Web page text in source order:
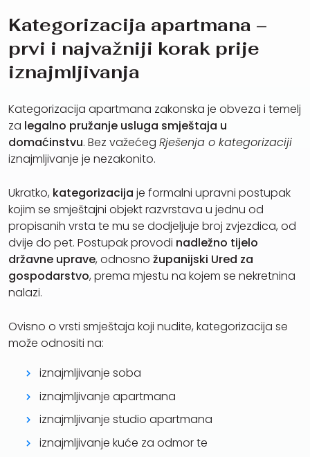
Kategorizacija apartmana –
prvi i najvažniji korak prije
iznajmljivanja
Kategorizacija apartmana zakonska je obveza i temelj
za legalno pružanje usluga smještaja u
domaćinstvu. Bez važećeg Rješenja o kategorizaciji
iznajmljivanje je nezakonito.
Ukratko, kategorizacija je formalni upravni postupak
kojim se smještajni objekt razvrstava u jednu od
propisanih vrsta te mu se dodjeljuje broj zvjezdica, od
dvije do pet. Postupak provodi nadležno tijelo
državne uprave, odnosno županijski Ured za
gospodarstvo, prema mjestu na kojem se nekretnina
nalazi.
Ovisno o vrsti smještaja koji nudite, kategorizacija se
može odnositi na:
iznajmljivanje soba
iznajmljivanje apartmana
iznajmljivanje studio apartmana
iznajmljivanje kuće za odmor te